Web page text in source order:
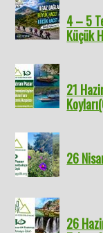
4 – 5
Küçük
21
26
26